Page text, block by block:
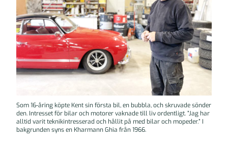
Som 16-åring köpte Kent sin första bil, en bubbla, och skruvade sönder
den. Intresset för bilar och motorer vaknade till liv ordentligt. ”Jag har
alltid varit teknikintresserad och hållit på med bilar och mopeder.” I
bakgrunden syns en Kharmann Ghia från 1966.